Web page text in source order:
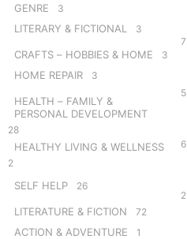
GENRE 3
LITERARY & FICTIONAL 3
CRAFTS – HOBBIES & HOME 3
HOME REPAIR 3
HEALTH – FAMILY &
PERSONAL DEVELOPMENT
28
HEALTHY LIVING & WELLNESS
2
SELF HELP 26
LITERATURE & FICTION 72
ACTION & ADVENTURE 1
7
5
6
2